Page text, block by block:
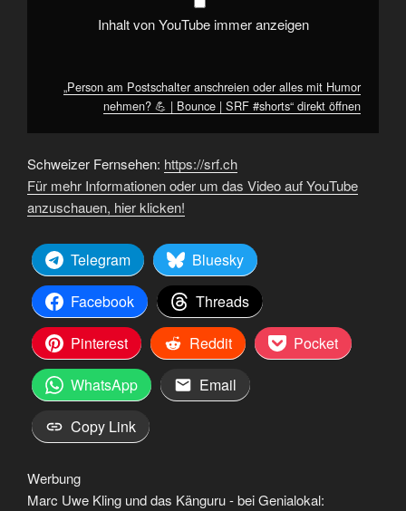
Inhalt von YouTube immer anzeigen
„Person am Postschalter anschreien oder alles mit Humor
nehmen? 💪 | Bounce | SRF #shorts“ direkt öffnen
Schweizer Fernsehen: https://srf.ch
Für mehr Informationen oder um das Video auf YouTube
anzuschauen, hier klicken!
Telegram
Bluesky
Facebook
Threads
Pinterest
Reddit
Pocket
WhatsApp
Email
Copy Link
Werbung
Marc Uwe Kling und das Känguru - bei Genialokal: